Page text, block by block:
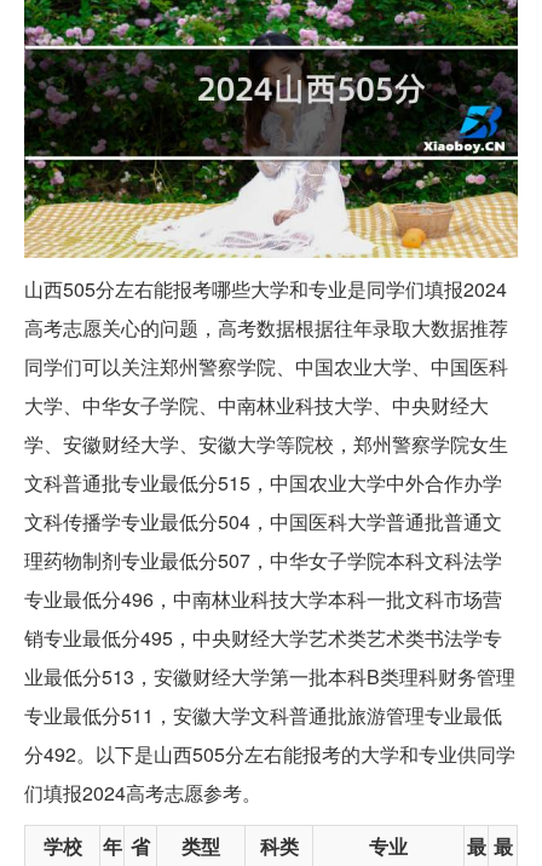
山西505分左右能报考哪些大学和专业是同学们填报2024
高考志愿关心的问题，高考数据根据往年录取大数据推荐
同学们可以关注郑州警察学院、中国农业大学、中国医科
大学、中华女子学院、中南林业科技大学、中央财经大
学、安徽财经大学、安徽大学等院校，郑州警察学院女生
文科普通批专业最低分515，中国农业大学中外合作办学
文科传播学专业最低分504，中国医科大学普通批普通文
理药物制剂专业最低分507，中华女子学院本科文科法学
专业最低分496，中南林业科技大学本科一批文科市场营
销专业最低分495，中央财经大学艺术类艺术类书法学专
业最低分513，安徽财经大学第一批本科B类理科财务管理
专业最低分511，安徽大学文科普通批旅游管理专业最低
分492。以下是山西505分左右能报考的大学和专业供同学
们填报2024高考志愿参考。
学校
年 省
类型 科类 专业
最 最